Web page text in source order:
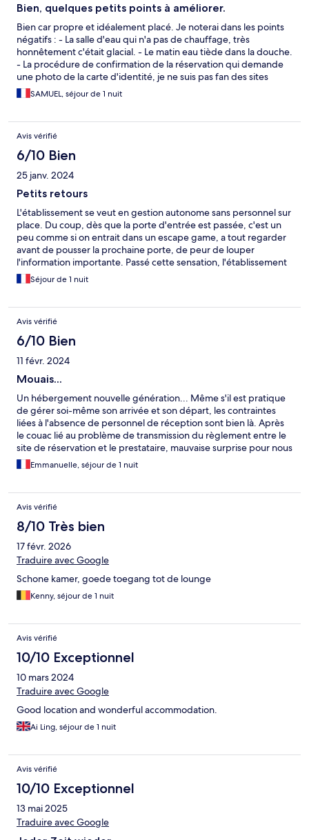
Bien, quelques petits points à améliorer.
Bien car propre et idéalement placé. Je noterai dans les points
négatifs : - La salle d'eau qui n'a pas de chauffage, très
honnêtement c'était glacial. - Le matin eau tiède dans la douche.
- La procédure de confirmation de la réservation qui demande
une photo de la carte d'identité, je ne suis pas fan des sites
inconnus qui stockent des DCP (Données à Caractère Personnel)
à des fins non obligatoires (les autres hôtels ne demandent
suffisant et la dame présente très sympathique.
SAMUEL, séjour de 1 nuit
Avis vérifié
6/10 Bien
25 janv. 2024
Petits retours
L'établissement se veut en gestion autonome sans personnel sur
place. Du coup, dès que la porte d'entrée est passée, c'est un
peu comme si on entrait dans un escape game, a tout regarder
avant de pousser la prochaine porte, de peur de louper
l'information importante. Passé cette sensation, l'établissement
est neuf, au goût du jour et on se sent plus dans un logement
associatif que dans un hôtel. Pour ma part il a manqué des
espace de travail avec a minima un rebord dépliable et une
chaise. J'ai du me résoudre a passer une grande partie de ma
soirée dans la cuisine commune pour travailler, ne profitant pas
ainsi du "cocon" que l'on me proposait. Une petite table de nuit
également. Pour poser lunette, téléphone, ou autres objets plus
encombrants (pensez a ceux qui sont appareillés pour de
l'apnée du sommeil). Voilà pour ces petits points négatifs. Pour
le reste l'endroit est très bien. Douche superbe, j'ai très bien
dormi dans la literie, l'appli a bien joué son rôle et le personnel,
que j'ai eu l'occasion d'appeler, a répondu de suite et réglé mon
souci en un instant.
Séjour de 1 nuit
Avis vérifié
6/10 Bien
11 févr. 2024
Mouais...
Un hébergement nouvelle génération... Même s'il est pratique
de gérer soi-même son arrivée et son départ, les contraintes
liées à l'absence de personnel de réception sont bien là. Après
le couac lié au problème de transmission du règlement entre le
site de réservation et le prestataire, mauvaise surprise pour nous
: on nous a attribué une chambre au rez de chaussée, à l'entrée
de l'établissement donc nous avons pu suivre les allées et
nous avons été saisis par l'odeur de remontées d'égouts...
comme si nous entrions dans un local poubelles ! Malgré nos
actions pour tenter de limiter la nuisance (faire couler l'eau,
aérer, etc) nous avons été incommodés toute la nuit. D'après la
personne qui gérait le petit déjeuner, le problème était connu
des propriétaires et nous aurions dû demander une autre
étaient disponibles, pourquoi nous avoir attribué celle-ci ?? 😒
Dernier point en moins : pas de chauffage dans la salle de bains :
Emmanuelle, séjour de 1 nuit
Avis vérifié
8/10 Très bien
17 févr. 2026
Traduire avec Google
Schone kamer, goede toegang tot de lounge
Kenny, séjour de 1 nuit
Avis vérifié
10/10 Exceptionnel
10 mars 2024
Traduire avec Google
Good location and wonderful accommodation.
Ai Ling, séjour de 1 nuit
Avis vérifié
10/10 Exceptionnel
13 mai 2025
Traduire avec Google